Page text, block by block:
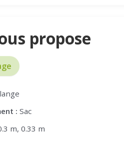
propose
: Sac
m, 0.33 m